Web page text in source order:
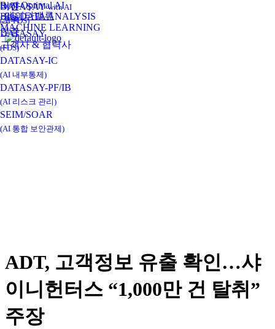
데이타밸류
비전
연혁
인증
고객사 & 협력사
DATASAYwith AI
(AI-FDS)
DATASAY
(FDS)
DATASAY-IC
(AI 내부통제)
DATASAY-PF/IB
(AI 리스크 관리)
SEIM/SOAR
(AI 통합 보안관제)
Real-Optimal AI
BIG DATA ANALYSIS
MACHINE LEARNING
ADT, 고객정보 유출 확인…샤
이니헌터스 “1,000만 건 탈취”
주장